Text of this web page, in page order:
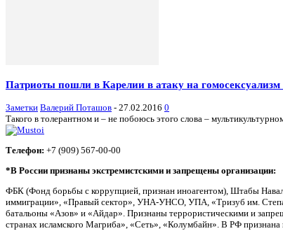
Патриоты пошли в Карелии в атаку на гомосексуализм
Заметки Валерий Поташов - 27.02.2016 0
Такого в толерантном и – не побоюсь этого слова –
Телефон: +7 (909) 567-00-00
*В России признаны экстремистскими и запрещены организации:
ФБК (Фонд борьбы с коррупцией, признан иноагентом), Штабы
иммиграции», «Правый сектор», УНА-УНСО, УПА, «Тризуб им.
батальоны «Азов» и «Айдар». Признаны террористическими и
странах исламского Магриба», «Сеть», «Колумбайн». В РФ